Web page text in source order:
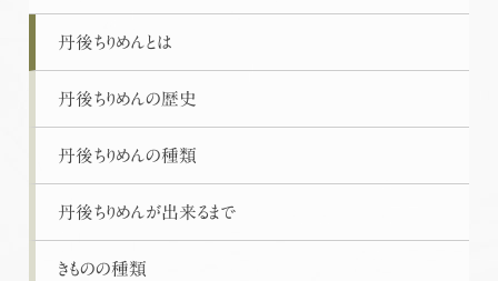
丹後ちりめんとは
丹後ちりめんの歴史
丹後ちりめんの種類
丹後ちりめんが出来るまで
きものの種類